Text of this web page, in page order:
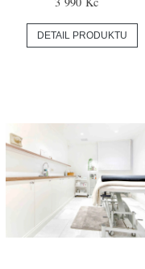
DETAIL PRODUKTU